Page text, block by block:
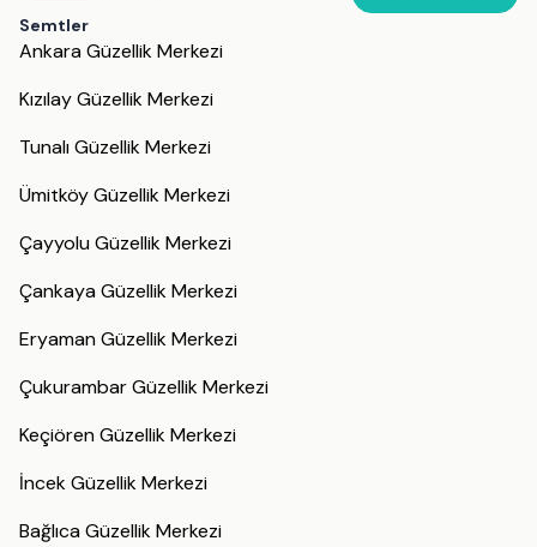
Semtler
Ankara Güzellik Merkezi
Kızılay Güzellik Merkezi
Tunalı Güzellik Merkezi
Ümitköy Güzellik Merkezi
Çayyolu Güzellik Merkezi
Çankaya Güzellik Merkezi
Eryaman Güzellik Merkezi
Çukurambar Güzellik Merkezi
Keçiören Güzellik Merkezi
İncek Güzellik Merkezi
Bağlıca Güzellik Merkezi